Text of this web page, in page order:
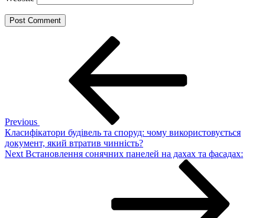
Previous
Класифікатори будівель та споруд: чому використовується
документ, який втратив чинність?
Next
Next Встановлення сонячних панелей на дахах та фасадах: